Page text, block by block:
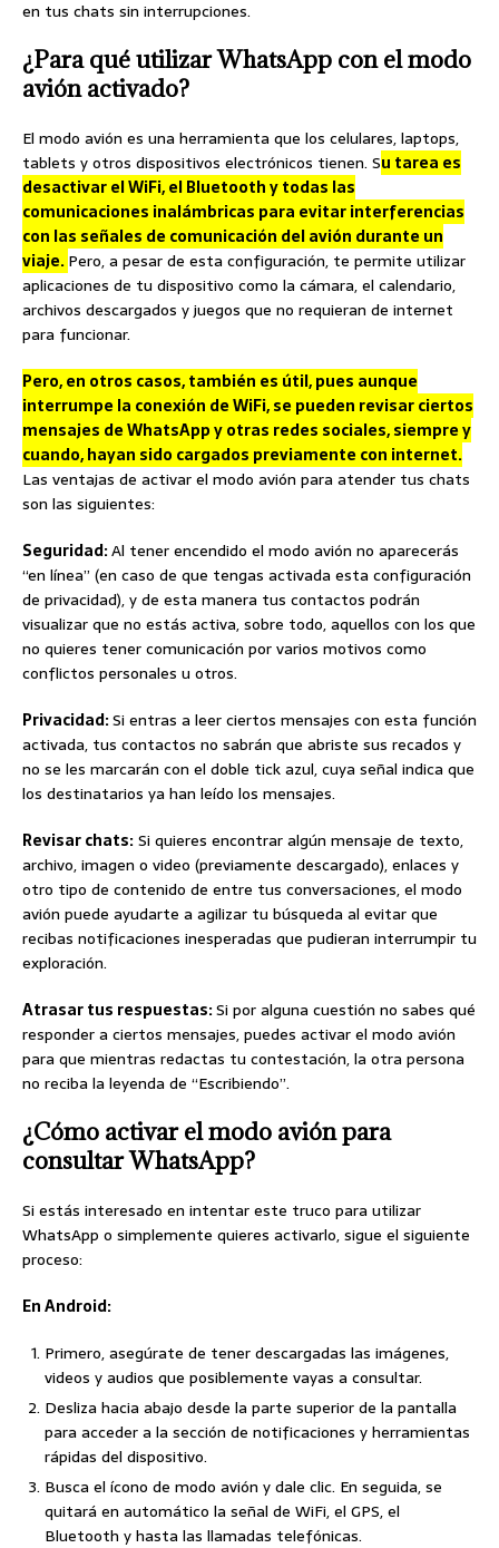
en tus chats sin interrupciones.
¿Para qué utilizar WhatsApp con el modo
avión activado?
El modo avión es una herramienta que los celulares, laptops,
tablets y otros dispositivos electrónicos tienen. Su tarea es
desactivar el WiFi, el Bluetooth y todas las
comunicaciones inalámbricas para evitar interferencias
con las señales de comunicación del avión durante un
viaje.Pero, a pesar de esta configuración, te permite utilizar
aplicaciones de tu dispositivo como la cámara, el calendario,
archivos descargados y juegos que no requieran de internet
para funcionar.
Pero, en otros casos, también es útil, pues aunque
interrumpe la conexión de WiFi, se pueden revisar ciertos
mensajes de WhatsApp y otras redes sociales, siempre y
cuando, hayan sido cargados previamente con internet.
Las ventajas de activar el modo avión para atender tus chats
son las siguientes:
Seguridad:Al tener encendido el modo avión no aparecerás
“en línea” (en caso de que tengas activada esta configuración
de privacidad), y de esta manera tus contactos podrán
visualizar que no estás activa, sobre todo, aquellos con los que
no quieres tener comunicación por varios motivos como
conflictos personales u otros.
Privacidad:Si entras a leer ciertos mensajes con esta función
activada, tus contactos no sabrán que abriste sus recados y
no se les marcarán con el doble tick azul, cuya señal indica que
los destinatarios ya han leído los mensajes.
Revisar chats:Si quieres encontrar algún mensaje de texto,
archivo, imagen o video (previamente descargado), enlaces y
otro tipo de contenido de entre tus conversaciones, el modo
avión puede ayudarte a agilizar tu búsqueda al evitar que
recibas notificaciones inesperadas que pudieran interrumpir tu
exploración.
Atrasar tus respuestas:Si por alguna cuestión no sabes qué
responder a ciertos mensajes, puedes activar el modo avión
para que mientras redactas tu contestación, la otra persona
no reciba la leyenda de “Escribiendo”.
¿Cómo activar el modo avión para
consultar WhatsApp?
Si estás interesado en intentar este truco para utilizar
WhatsApp o simplemente quieres activarlo, sigue el siguiente
proceso:
En Android:
Primero, asegúrate de tener descargadas las imágenes,
videos y audios que posiblemente vayas a consultar.
Desliza hacia abajo desde la parte superior de la pantalla
para acceder a la sección de notificaciones y herramientas
rápidas del dispositivo.
Busca el ícono de modo avión y dale clic. En seguida, se
quitará en automático la señal de WiFi, el GPS, el
Bluetooth y hasta las llamadas telefónicas.